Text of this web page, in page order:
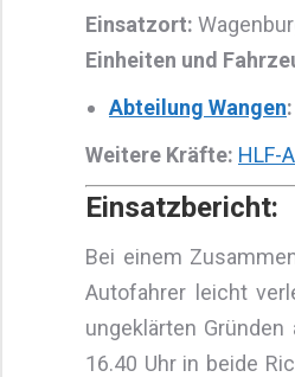
Einsatzort:
Einheiten und
Abteilung Wangen:
Weitere Kräfte: HLF-
Einsatzbericht:
Bei einem
Autofahrer leicht
ungeklärten
16.40 Uhr in beide